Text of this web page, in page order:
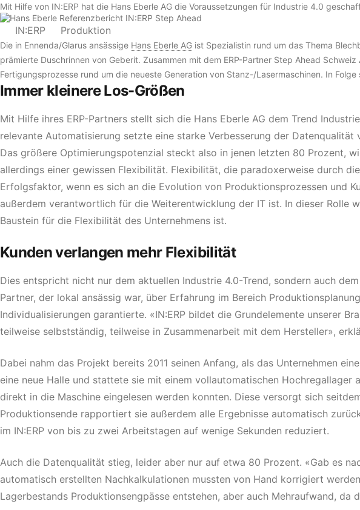
Mit Hilfe von IN:ERP hat die Hans Eberle AG die Voraussetzungen für Industrie 4.0
IN:ERP Produktion
Die in Ennenda/Glarus ansässige Hans Eberle AG ist Spezialistin rund um das Thema
prämierte Duschrinnen von Geberit. Zusammen mit dem ERP-Partner Step Ahead
Fertigungsprozesse rund um die neueste Generation von Stanz-/Lasermaschinen. In
Immer kleinere Los-Größen
Mit Hilfe ihres ERP-Partners stellt sich die Hans Eberle AG dem Trend
relevante Automatisierung setzte eine starke Verbesserung der
Das größere Optimierungspotenzial steckt also in jenen letzten 80 Prozent,
allerdings einer gewissen Flexibilität. Flexibilität, die paradoxerweise durch
Erfolgsfaktor, wenn es sich an die Evolution von Produktionsprozessen und
außerdem verantwortlich für die Weiterentwicklung der IT ist. In dieser Rolle
Baustein für die Flexibilität des Unternehmens ist.
Kunden verlangen mehr Flexibilität
Dies entspricht nicht nur dem aktuellen Industrie 4.0-Trend, sondern auch
Partner, der lokal ansässig war, über Erfahrung im Bereich
Individualisierungen garantierte. «IN:ERP bildet die Grundelemente unserer
teilweise selbstständig, teilweise in Zusammenarbeit mit dem Hersteller»,
Dabei nahm das Projekt bereits 2011 seinen Anfang, als das Unternehmen
eine neue Halle und stattete sie mit einem vollautomatischen
direkt in die Maschine eingelesen werden konnten. Diese versorgt sich
Produktionsende rapportiert sie außerdem alle Ergebnisse automatisch
im IN:ERP von bis zu zwei Arbeitstagen auf wenige Sekunden reduziert.
Auch die Datenqualität stieg, leider aber nur auf etwa 80 Prozent. «Gab es
automatisch erstellten Nachkalkulationen mussten von Hand korrigiert
Lagerbestands Produktionsengpässe entstehen, aber auch Mehraufwand,